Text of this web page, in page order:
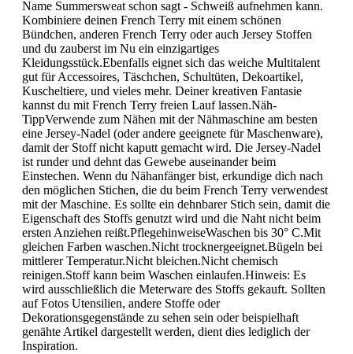
Name Summersweat schon sagt - Schweiß aufnehmen kann.
Kombiniere deinen French Terry mit einem schönen
Bündchen, anderen French Terry oder auch Jersey Stoffen
und du zauberst im Nu ein einzigartiges
Kleidungsstück.Ebenfalls eignet sich das weiche Multitalent
gut für Accessoires, Täschchen, Schultüten, Dekoartikel,
Kuscheltiere, und vieles mehr. Deiner kreativen Fantasie
kannst du mit French Terry freien Lauf lassen.Näh-
TippVerwende zum Nähen mit der Nähmaschine am besten
eine Jersey-Nadel (oder andere geeignete für Maschenware),
damit der Stoff nicht kaputt gemacht wird. Die Jersey-Nadel
ist runder und dehnt das Gewebe auseinander beim
Einstechen. Wenn du Nähanfänger bist, erkundige dich nach
den möglichen Stichen, die du beim French Terry verwendest
mit der Maschine. Es sollte ein dehnbarer Stich sein, damit die
Eigenschaft des Stoffs genutzt wird und die Naht nicht beim
ersten Anziehen reißt.PflegehinweiseWaschen bis 30° C.Mit
gleichen Farben waschen.Nicht trocknergeeignet.Bügeln bei
mittlerer Temperatur.Nicht bleichen.Nicht chemisch
reinigen.Stoff kann beim Waschen einlaufen.Hinweis: Es
wird ausschließlich die Meterware des Stoffs gekauft. Sollten
auf Fotos Utensilien, andere Stoffe oder
Dekorationsgegenstände zu sehen sein oder beispielhaft
genähte Artikel dargestellt werden, dient dies lediglich der
Inspiration.